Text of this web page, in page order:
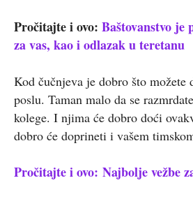
Pročitajte i ovo: Baštovanstvo je
za vas, kao i odlazak u teretanu
Kod čučnjeva je dobro što možete
poslu. Taman malo da se
kolege. I njima će dobro doći
dobro će doprineti i vašem
Pročitajte i ovo: Najbolje vežbe